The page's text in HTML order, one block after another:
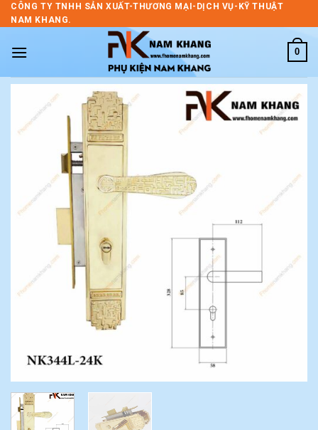
Skip
to
CÔNG TY TNHH SẢN XUẤT-THƯƠNG MẠI-DỊCH VỤ-KỸ THUẬT
NAM KHANG.
0